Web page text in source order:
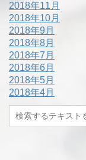
2018年11月
2018年10月
2018年9月
2018年8月
2018年7月
2018年6月
2018年5月
2018年4月